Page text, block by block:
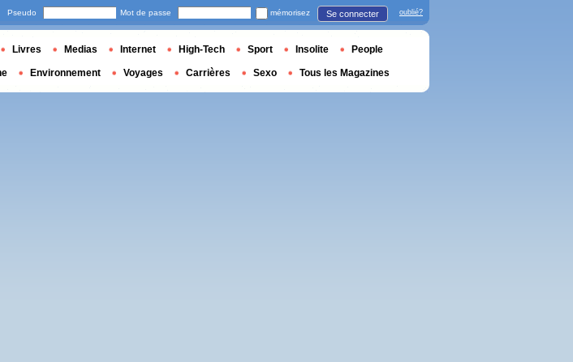
Pseudo Mot de passe mémorisez Se connecter oublié?
Livres Medias Internet High-Tech Sport Insolite People
Environnement Voyages Carrières Sexo Tous les Magazines